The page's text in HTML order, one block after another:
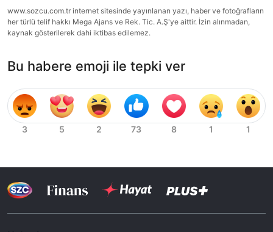
www.sozcu.com.tr internet sitesinde yayınlanan yazı, haber ve fotoğrafların
her türlü telif hakkı Mega Ajans ve Rek. Tic. A.Ş'ye aittir. İzin alınmadan,
kaynak gösterilerek dahi iktibas edilemez.
Bu habere emoji ile tepki ver